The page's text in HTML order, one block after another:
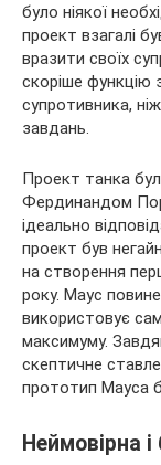
було ніякої
проект взагалі
вразити своїх
скоріше функцію
супротивника,
завдань.
Проект танка
Фердинандом
ідеально
проект був
на створення
року. Маус
використовує
максимуму.
скептичне
прототип Мауса
Неймовірна